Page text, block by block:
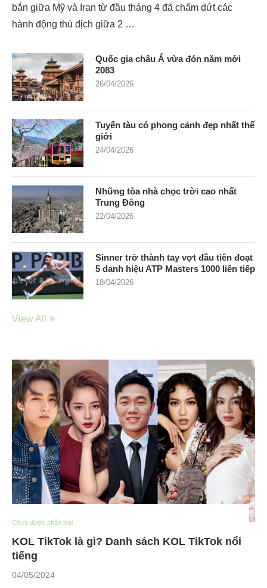
bắn giữa Mỹ và Iran từ đầu tháng 4 đã chấm dứt các
hành động thù địch giữa 2 …
Quốc gia châu Á vừa đón năm mới
2083
26/04/2026
Tuyến tàu có phong cảnh đẹp nhất thế
giới
24/04/2026
Những tòa nhà chọc trời cao nhất
Trung Đông
22/04/2026
Sinner trở thành tay vợt đầu tiên đoạt
5 danh hiệu ATP Masters 1000 liên tiếp
18/04/2026
View All
Chưa được phân loại
KOL TikTok là gì? Danh sách KOL TikTok nổi
tiếng
04/05/2024